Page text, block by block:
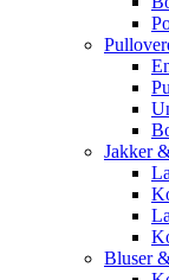
Jakker
Bluser